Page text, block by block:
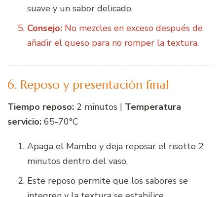
suave y un sabor delicado.
Consejo: No mezcles en exceso después de
añadir el queso para no romper la textura.
6. Reposo y presentación final
Tiempo reposo: 2 minutos | Temperatura
servicio: 65-70°C
Apaga el Mambo y deja reposar el risotto 2
minutos dentro del vaso.
Este reposo permite que los sabores se